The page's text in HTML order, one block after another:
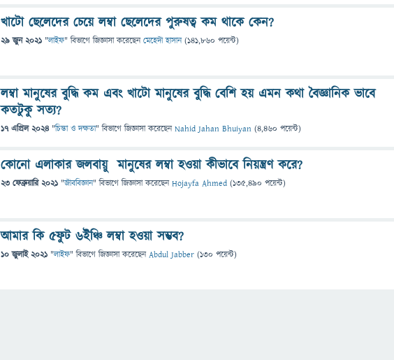
খাটো ছেলেদের চেয়ে লম্বা ছেলেদের পুরুষত্ব কম থাকে কেন?
29 জুন 2021 "লাইফ" বিভাগে জিজ্ঞাসাকরেছেনমেহেদী হাসান (141,860 পয়েন্ট)
লম্বা মানুষের বুদ্ধি কম এবং খাটো মানুষের বুদ্ধি বেশি হয় এমন কথা বৈজ্ঞানিক ভাবে
কতটুকু সত্য?
17 এপ্রিল 2024 "চিন্তা ও দক্ষতা" বিভাগে জিজ্ঞাসাকরেছেনNahid Jahan Bhuiyan (4,460 পয়েন্ট)
কোনো এলাকার জলবায়ু মানুষের লম্বা হওয়া কীভাবে নিয়ন্ত্রণ করে?
23 ফেব্রুয়ারি 2021 "জীববিজ্ঞান" বিভাগে জিজ্ঞাসাকরেছেনHojayfa Ahmed (135,490 পয়েন্ট)
আমার কি 5ফুট 6ইঞ্চি লম্বা হওয়া সম্ভব?
10 জুলাই 2021 "লাইফ" বিভাগে জিজ্ঞাসাকরেছেনAbdul Jabber (130 পয়েন্ট)